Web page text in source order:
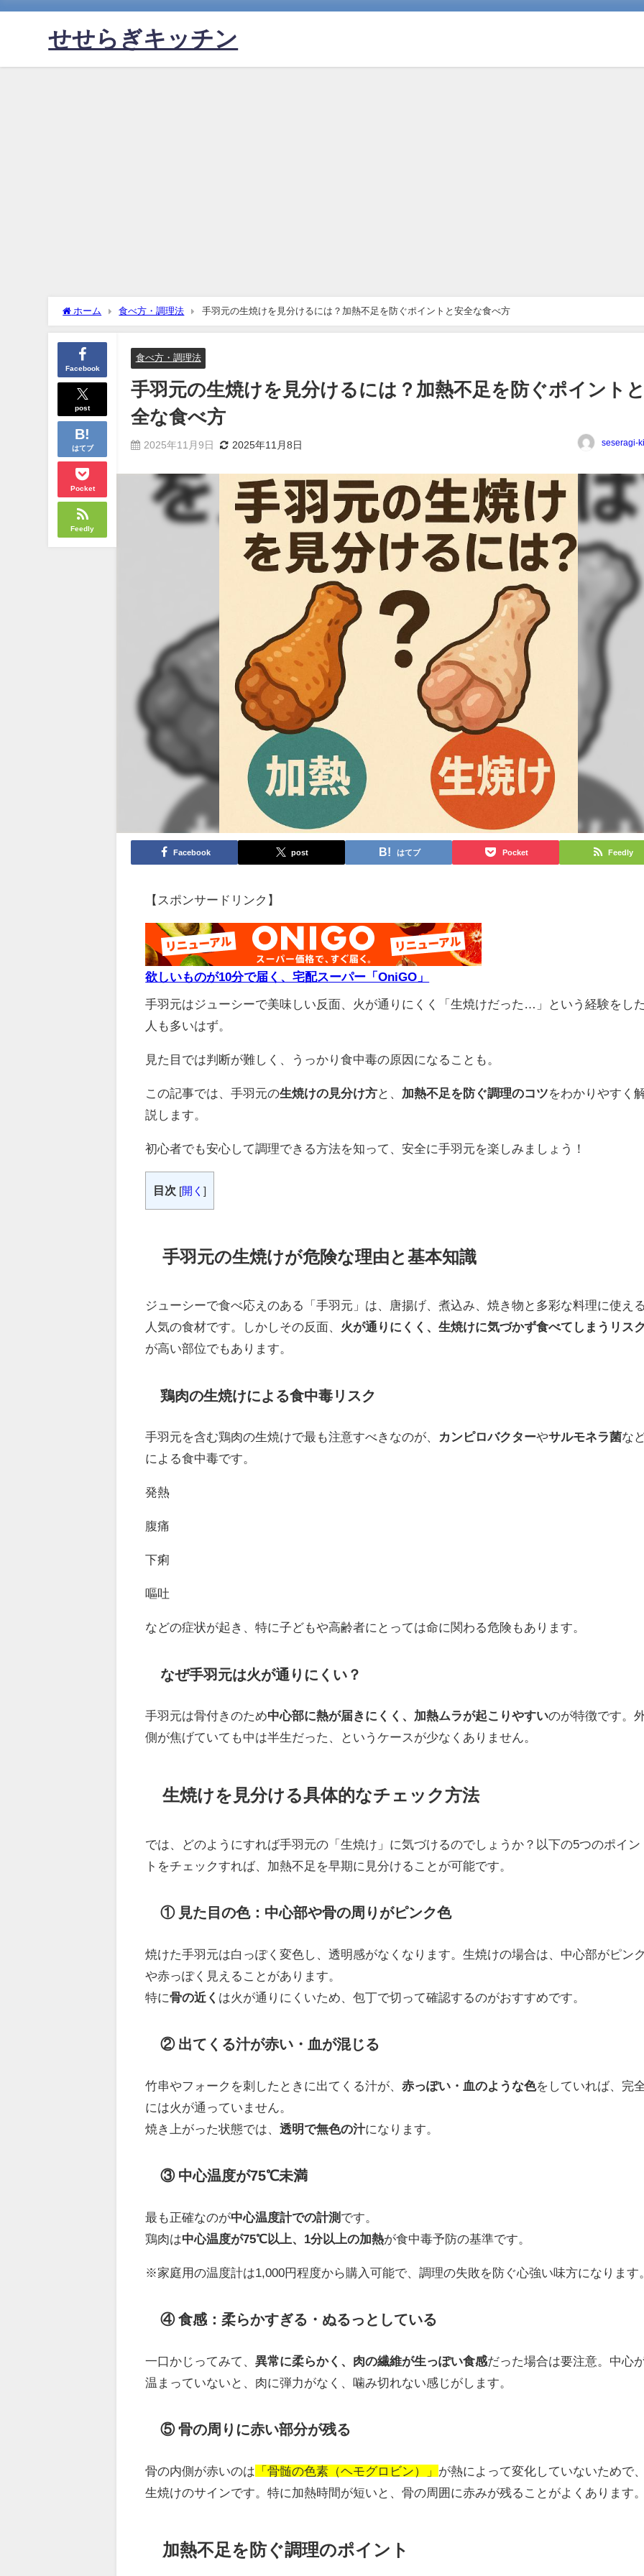
せせらぎキッチン
ホーム 食べ方・調理法 手羽元の生焼けを見分けるには？加熱不足を防ぐポイントと安全な食べ方
Facebook
post
はてブ
Pocket
Feedly
食べ方・調理法
手羽元の生焼けを見分けるには？加熱不足を防ぐポイント
全な食べ方
2025年11月9日 2025年11月8日 seseragi-
Facebook post はてブ Pocket Feedly
【スポンサードリンク】
欲しいものが10分で届く、宅配スーパー「OniGO」
手羽元はジューシーで美味しい反面、火が通りにくく「生焼けだった…」という経験をし
人も多いはず。
見た目では判断が難しく、うっかり食中毒の原因になることも。
この記事では、手羽元の生焼けの見分け方と、 加熱不足を防ぐ調理のコツをわかりやすく
説します。
初心者でも安心して調理できる方法を知って、安全に手羽元を楽しみましょう！
目次 開く
手羽元の生焼けが危険な理由と基本知識
ジューシーで食べ応えのある「手羽元」は、唐揚げ、煮込み、焼き物と多彩な料理に使え
人気の食材です。しかしその反面、 火が通りにくく、生焼けに気づかず食べてしまうリス
が高い部位でもあります。
鶏肉の生焼けによる食中毒リスク
手羽元を含む鶏肉の生焼けで最も注意すべきなのが、 カンピロバクターやサルモネラ菌な
による食中毒です。
発熱
腹痛
下痢
嘔吐
などの症状が起き、特に子どもや高齢者にとっては命に関わる危険もあります。
なぜ手羽元は火が通りにくい？
手羽元は骨付きのため中心部に熱が届きにくく、加熱ムラが起こりやすいのが特徴です。
側が焦げていても中は半生だった、というケースが少なくありません。
生焼けを見分ける具体的なチェック方法
では、どのようにすれば手羽元の「生焼け」に気づけるのでしょうか？以下の5つのポイン
トをチェックすれば、加熱不足を早期に見分けることが可能です。
① 見た目の色：中心部や骨の周りがピンク色
焼けた手羽元は白っぽく変色し、透明感がなくなります。生焼けの場合は、中心部がピン
や赤っぽく見えることがあります。
特に骨の近く は火が通りにくいため、包丁で切って確認するのがおすすめです。
② 出てくる汁が赤い・血が混じる
竹串やフォークを刺したときに出てくる汁が、赤っぽい・血のような色をしていれば、完
には火が通っていません。
焼き上がった状態では、透明で無色の汁になります。
③ 中心温度が75℃未満
最も正確なのが中心温度計での計測 です。
鶏肉は中心温度が75℃以上、1分以上の加熱が食中毒予防の基準です。
※家庭用の温度計は1,000円程度から購入可能で、調理の失敗を防ぐ心強い味方になります
④ 食感：柔らかすぎる・ぬるっとしている
一口かじってみて、異常に柔らかく、肉の繊維が生っぽい食感だった場合は要注意。中心
温まっていないと、肉に弾力がなく、噛み切れない感じがします。
⑤ 骨の周りに赤い部分が残る
骨の内側が赤いのは 「骨髄の色素（ヘモグロビン）」 が熱によって変化していないためで
生焼けのサインです。特に加熱時間が短いと、骨の周囲に赤みが残ることがよくあります
加熱不足を防ぐ調理のポイント